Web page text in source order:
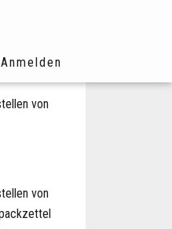
Anmelden